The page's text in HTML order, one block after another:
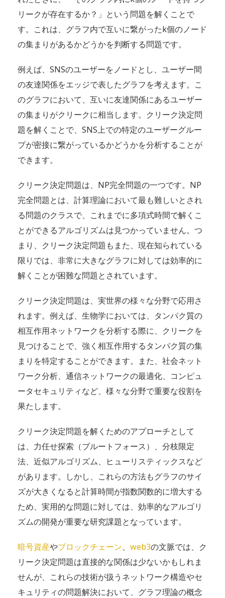
リークが存在するか？」という問題を解くことで
す。これは、グラフ内で互いに繋がったk個のノード
の集まりがあるかどうかを判断する問題です。
例えば、SNSのユーザーをノードとし、ユーザー間
の友達関係をエッジで表したグラフを考えます。こ
のグラフにおいて、互いに友達関係にあるユーザー
の集まりがクリークに相当します。クリーク決定問
題を解くことで、SNS上での特定のユーザーグルー
プが密接に繋がっているかどうかを分析することが
できます。
クリーク決定問題は、NP完全問題の一つです。NP
完全問題とは、計算理論において最も難しいとされ
る問題のクラスで、これまでに多項式時間で解くこ
とができるアルゴリズムは見つかっていません。つ
まり、クリーク決定問題もまた、現在知られている
限りでは、非常に大きなグラフに対しては効率的に
解くことが困難な問題とされています。
クリーク決定問題は、実世界の様々な分野で応用さ
れます。例えば、生物学においては、タンパク質の
相互作用ネットワークを分析する際に、クリークを
見つけることで、強く相互作用するタンパク質の集
まりを特定することができます。また、社会ネット
ワーク分析、通信ネットワークの最適化、コンピュ
ータセキュリティなど、様々な分野で重要な役割を
果たします。
クリーク決定問題を解くためのアプローチとして
は、力任せ探索（ブルートフォース）、分枝限定
法、近似アルゴリズム、ヒューリスティックスなど
があります。しかし、これらの方法もグラフのサイ
ズが大きくなると計算時間が指数関数的に増大する
ため、実用的な問題に対しては、効率的なアルゴリ
ズムの開発が重要な研究課題となっています。
暗号資産やブロックチェーン、 web3の文脈では、ク
リーク決定問題は直接的な関係は少ないかもしれま
せんが、これらの技術が扱うネットワーク構造やセ
キュリティの問題解決において、グラフ理論の概念